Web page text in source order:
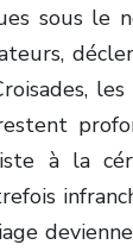
sous le
à la